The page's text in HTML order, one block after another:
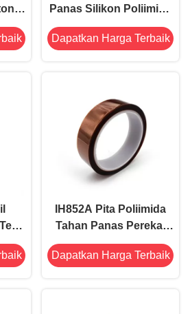
Panas Silikon Poliimida
Rendah Statis 2mil
Dapatkan Harga Terbaik
IH852A Pita Poliimida
Tahan Panas Perekat
Tinggi Perekat Silikon
Disetujui RoHS
Dapatkan Harga Terbaik